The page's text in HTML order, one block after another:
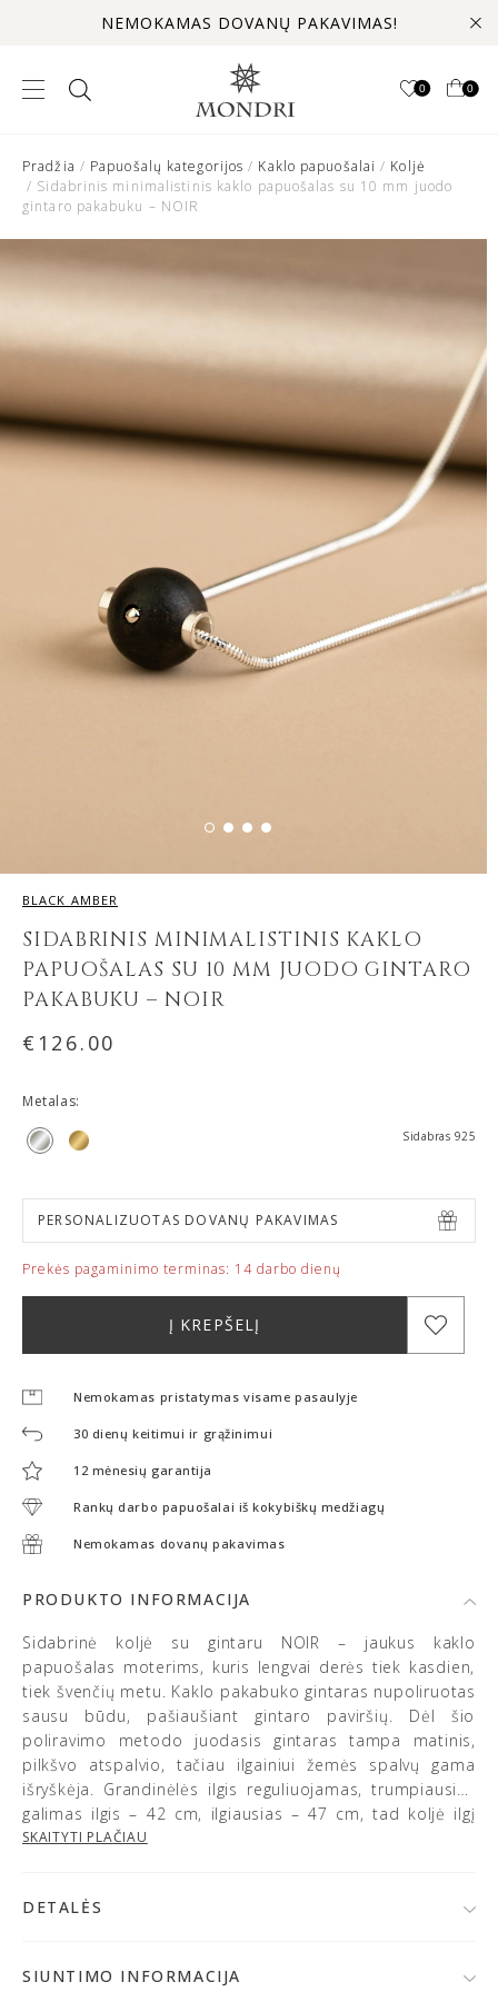
NEMOKAMAS DOVANŲ PAKAVIMAS!
0 0
Pradžia / Papuošalų kategorijos / Kaklo papuošalai / Koljė
/ Sidabrinis minimalistinis kaklo papuošalas su 10 mm juodo
gintaro pakabuku – NOIR
BLACK AMBER
SIDABRINIS MINIMALISTINIS KAKLO
PAPUOŠALAS SU 10 MM JUODO GINTARO
PAKABUKU – NOIR
€ 126.00
Metalas:
Sidabras 925
PERSONALIZUOTAS DOVANŲ PAKAVIMAS
Prekės pagaminimo terminas: 14 darbo dienų
Į KREPŠELĮ
Nemokamas pristatymas visame pasaulyje
30 dienų keitimui ir grąžinimui
12 mėnesių garantija
Rankų darbo papuošalai iš kokybiškų medžiagų
Nemokamas dovanų pakavimas
PRODUKTO INFORMACIJA
Sidabrinė koljė su gintaru NOIR – jaukus kaklo
papuošalas moterims, kuris lengvai derės tiek kasdien,
tiek švenčių metu. Kaklo pakabuko gintaras nupoliruotas
sausu būdu, pašiaušiant gintaro paviršių. Dėl šio
poliravimo metodo juodasis gintaras tampa matinis,
pilkšvo atspalvio, tačiau ilgainiui žemės spalvų gama
išryškėja. Grandinėlės ilgis reguliuojamas, trumpiausias
galimas ilgis – 42 cm, ilgiausias – 47 cm, tad koljė ilgį
galėsite pasireguliuoti taip, kaip norite. Sidabrinė
žemiškais atspalviais. Juodo gintaro papuošalas ant
SKAITYTI PLAČIAU
DETALĖS
• Baltijos gintaras
SIUNTIMO INFORMACIJA